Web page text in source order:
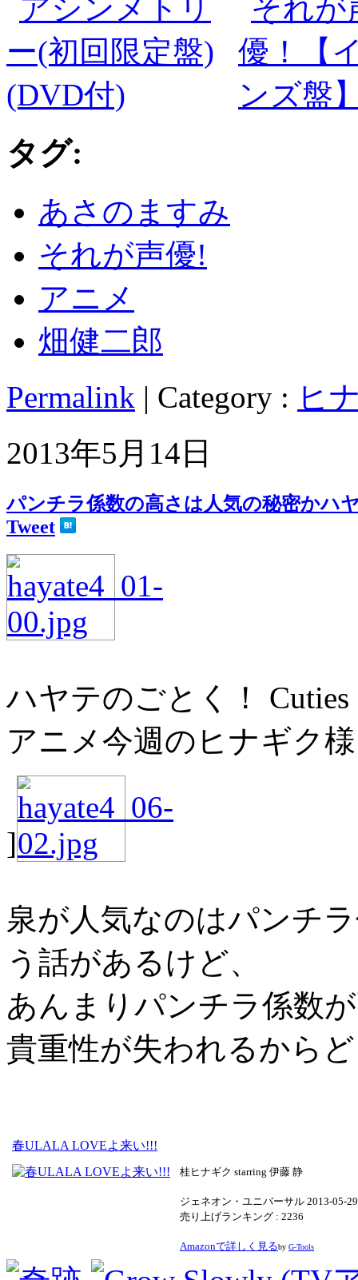
タグ:
あさのますみ
それが声優!
アニメ
畑健二郎
Permalink | Category : ヒ
2013年5月14日
パンチラ係数の高さは人気の秘密かハ
Tweet
ハヤテのごとく！
アニメ今週のヒナギク様
]
泉が人気なのはパンチ
う話があるけど、
あんまりパンチラ係数
貴重性が失われるから
春ULALA LOVEよ来い!!!
桂ヒナギク starring 伊藤 静
ジェネオン・ユニバーサル 2013-05-29
売り上げランキング : 2236
Amazonで詳しく見るby G-Tools